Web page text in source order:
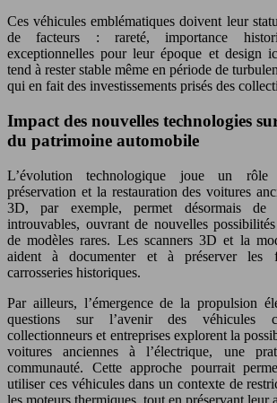
Ces véhicules emblématiques doivent leur
de facteurs : rareté, importance
exceptionnelles pour leur époque et design
tend à rester stable même en période de
qui en fait des investissements prisés des
Impact des nouvelles technologies
du patrimoine automobile
L’évolution technologique joue un
préservation et la restauration des voitures
3D, par exemple, permet désormais de
introuvables, ouvrant de nouvelles
de modèles rares. Les scanners 3D et la
aident à documenter et à préserver les
carrosseries historiques.
Par ailleurs, l’émergence de la propulsion
questions sur l’avenir des véhicules
collectionneurs et entreprises explorent la
voitures anciennes à l’électrique, une
communauté. Cette approche pourrait
utiliser ces véhicules dans un contexte de
les moteurs thermiques, tout en préservant leur